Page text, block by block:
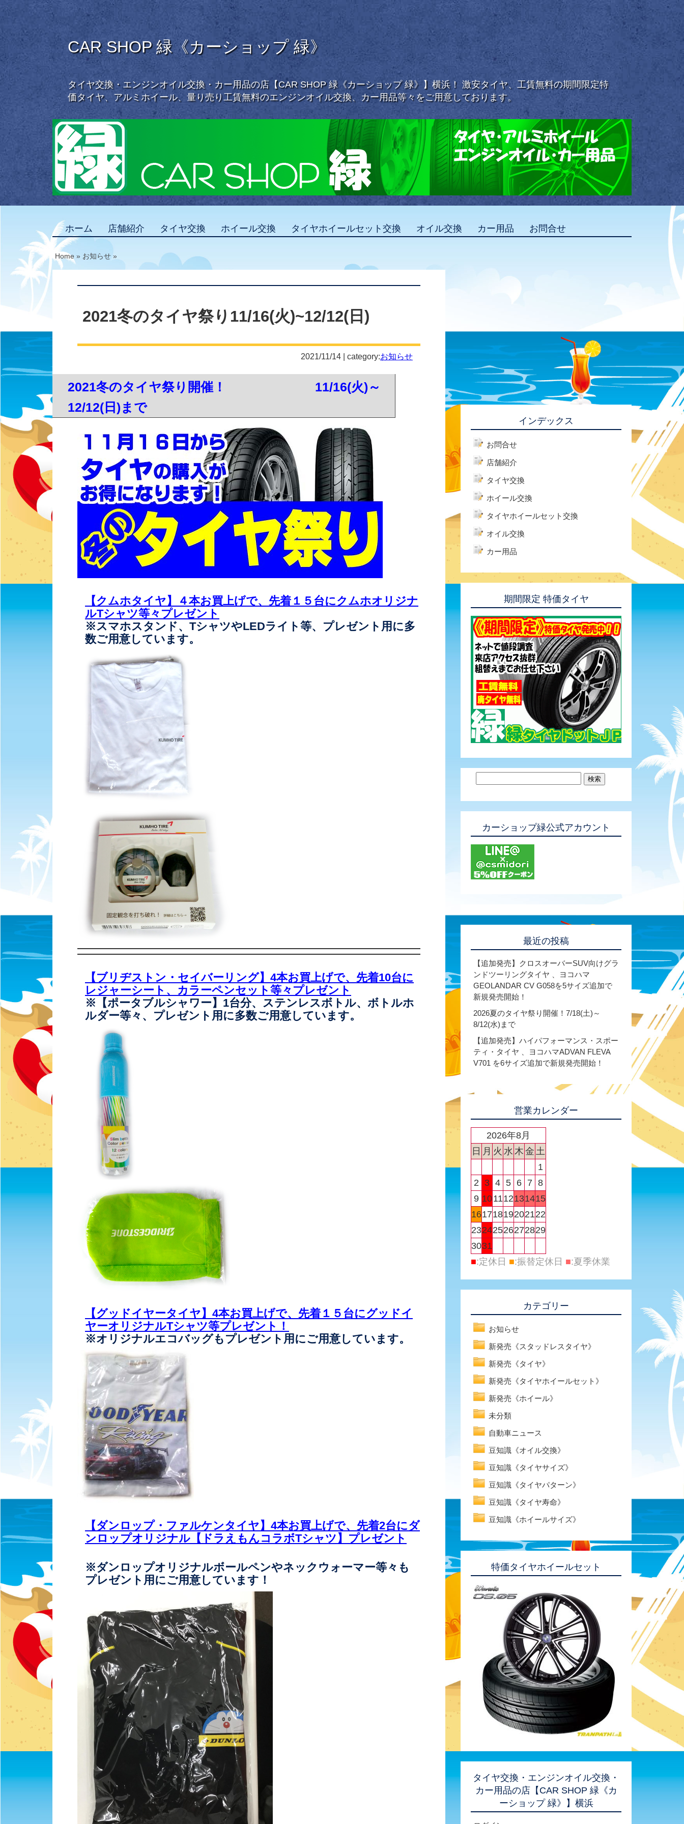
CAR SHOP 緑《カーショップ 緑》
タイヤ交換・エンジンオイル交換・カー用品の店【CAR SHOP 緑《カーショップ 緑》】横浜！ 激安タイヤ、工賃無料の期間限定特
価タイヤ、アルミホイール、量り売り工賃無料のエンジンオイル交換、カー用品等々をご用意しております。
ホーム 店舗紹介 タイヤ交換 ホイール交換 タイヤホイールセット交換 オイル交換 カー用品 お問合せ
Home » お知らせ »
2021冬のタイヤ祭り11/16(火)~12/12(日)
2021/11/14 | category:お知らせ
2021冬のタイヤ祭り開催！
11/16(火)～
12/12(日)まで
【クムホタイヤ】４本お買上げで、先着１５台にクムホオリジナ
ルTシャツ等々プレゼント
※スマホスタンド、TシャツやLEDライト等、プレゼント用に多
数ご用意しています。
【ブリヂストン・セイバーリング】4本お買上げで、先着10台に
レジャーシート、カラーペンセット等々プレゼント
※【ポータブルシャワー】1台分、ステンレスボトル、ボトルホ
ルダー等々、プレゼント用に多数ご用意しています。
【グッドイヤータイヤ】4本お買上げで、先着１５台にグッドイ
ヤーオリジナルTシャツ等プレゼント！
※オリジナルエコバッグもプレゼント用にご用意しています。
【ダンロップ・ファルケンタイヤ】4本お買上げで、先着2台にダ
ンロップオリジナル【ドラえもんコラボTシャツ】プレゼント
※ダンロップオリジナルボールペンやネックウォーマー等々も
プレゼント用にご用意しています！
インデックス
お問合せ
店舗紹介
タイヤ交換
ホイール交換
タイヤホイールセット交換
オイル交換
カー用品
期間限定 特価タイヤ
カーショップ緑公式アカウント
最近の投稿
【追加発売】クロスオーバーSUV向けグラ
ンドツーリングタイヤ 、ヨコハマ
GEOLANDAR CV G058を5サイズ追加で
新規発売開始！
2026夏のタイヤ祭り開催！7/18(土)～
8/12(水)まで
【追加発売】ハイパフォーマンス・スポー
ティ・タイヤ 、ヨコハマADVAN FLEVA
V701 を6サイズ追加で新規発売開始！
営業カレンダー
2026年8月
日 月 火 水 木 金 土
1
2
3 4 5 6 7 8
9 101112131415
16171819202122
23242526272829
3031
■:定休日 ■:振替定休日 ■:夏季休業
カテゴリー
お知らせ
新発売《スタッドレスタイヤ》
新発売《タイヤ》
新発売《タイヤホイールセット》
新発売《ホイール》
未分類
自動車ニュース
豆知識《オイル交換》
豆知識《タイヤサイズ》
豆知識《タイヤパターン》
豆知識《タイヤ寿命》
豆知識《ホイールサイズ》
特価タイヤホイールセット
タイヤ交換・エンジンオイル交換・
カー用品の店【CAR SHOP 緑《カ
ーショップ 緑》】横浜